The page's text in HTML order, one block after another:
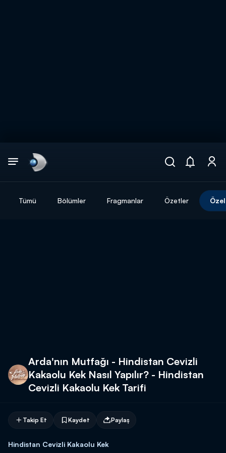
Tümü Bölümler Fragmanlar Özetler
Arda'nın Mutfağı - Hindistan Cevizli
Kakaolu Kek Nasıl Yapılır? - Hindistan
Cevizli Kakaolu Kek Tarifi
Takip Et Kaydet Paylaş
Hindistan Cevizli Kakaolu Kek